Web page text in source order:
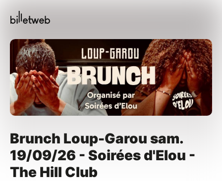
Brunch Loup-Garou sam.
19/09/26 - Soirées d'Elou -
The Hill Club